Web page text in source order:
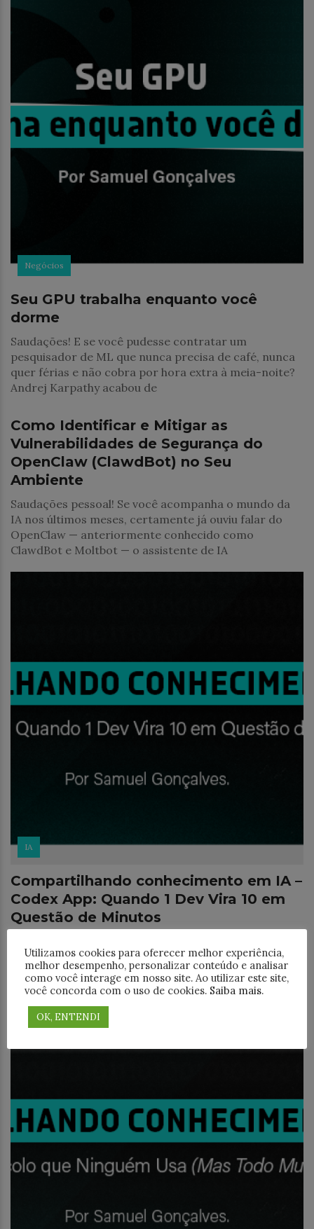
Negócios
Seu GPU trabalha enquanto você
dorme
Saudações! E se você pudesse contratar um
pesquisador de ML que nunca precisa de café, nunca
quer férias e não cobra por hora extra à meia-noite?
Andrej Karpathy acabou de
Uncategorized
Como Identificar e Mitigar as
Vulnerabilidades de Segurança do
OpenClaw (ClawdBot) no Seu
Ambiente
Saudações pessoal! Se você acompanha o mundo da
IA nos últimos meses, certamente já ouviu falar do
OpenClaw — anteriormente conhecido como
ClawdBot e Moltbot — o assistente de IA
IA
Compartilhando conhecimento em IA –
Codex App: Quando 1 Dev Vira 10 em
Questão de Minutos
inteligente, não mais pesada”? A OpenAI acabou de
brutalizar essa conversa. O Codex App, lançado em
janeiro de 2026 para macOS, não
Utilizamos cookies para oferecer melhor experiência,
melhor desempenho, personalizar conteúdo e analisar
como você interage em nosso site. Ao utilizar este site,
você concorda com o uso de cookies. Saiba mais.
OK, ENTENDI